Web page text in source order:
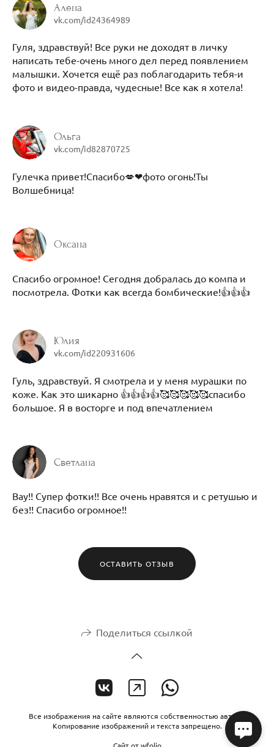
Алена
vk.com/id24364989
Гуля, здравствуй! Все руки не доходят в личку
написать тебе-очень много дел перед появлением
малышки. Хочется ещё раз поблагодарить тебя-и
фото и видео-правда, чудесные! Все как я хотела!
Ольга
vk.com/id82870725
Гулечка привет!Спасибо💋❤фото огонь!Ты
Волшебница!
Оксана
Спасибо огромное! Сегодня добралась до компа и
посмотрела. Фотки как всегда бомбические!👍👍👍
Юлия
vk.com/id220931606
Гуль, здравствуй. Я смотрела и у меня мурашки по
коже. Как это шикарно 👍👍👍👍🥰🥰🥰🥰🥰спасибо
большое. Я в восторге и под впечатлением
Светлана
Вау!! Супер фотки!! Все очень нравятся и с ретушью и
без!! Спасибо огромное!!
ОСТАВИТЬ ОТЗЫВ
Поделиться ссылкой
Все изображения на сайте являются собственностью автора.
Копирование изображений и текста запрещено.